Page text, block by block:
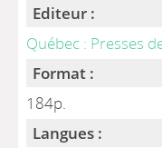
Editeur :
Québec : Presses
Format :
184p.
Langues :